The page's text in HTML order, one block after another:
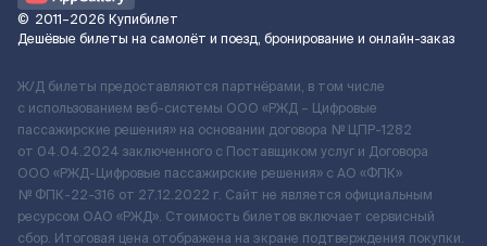
© 2011–2026 Купибилет
Дешёвые билеты на самолёт и поезд, бронирование и онлайн-заказ
Ж/Д билеты предоставляются партнёрами, в том числе
с использованием веб-системы ООО «РЖД – Цифровые
пассажирские решения» на основании договора № ЦПР-1282
от 04.04.2024 заключенного с Поставщиком услуг и Договора
ООО «РЖД-Цифровые пассажирские решения» c АО «ФПК»
№ ФПК-22-316 от 27.12.2022 г. Сайт не является официальным
ресурсом ОАО «РЖД». Стоимость билетов включает сервисный
сбор. Итоговая цена отображена на экране подтверждения покупки.